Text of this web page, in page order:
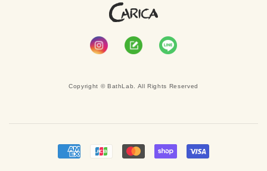
Copyright © BathLab. All Rights Reserved